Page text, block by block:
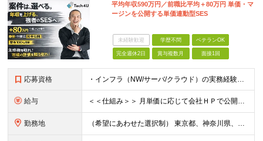
平均年収590万円／前職比平均＋80万円 単価・マ
ージンを公開する単価連動型SES
未経験歓迎 学歴不問 ベテランOK
完全週休2日 賞与複数月 面接1回
応募資格 ・インフラ（NW/サーバ/クラウド）の実務経験をお持ちの方（目安：1年以上は全員面接確定） ・インフラに興味がある未経験の方 ・学歴不問 ■ こんな方を歓迎します ・IaC（Terraform等）
給与 ＜＜仕組み＞＞ 月単価に応じて会社ＨＰで公開しているテーブルにもとづき毎月決定されます！ https://www.tech4u.dev/payroll ＜＜実績＞＞ 平均年収実績：590万円 ＜＜
勤務地 （希望にあわせた選択制） 東京都、神奈川県、埼玉県、千葉県、大阪府、兵庫県、京都府、愛知県、福岡県の各プロジェクト先 ・フル／ハイブリッドリモート案件あり ・転勤なし ・U・Iターンも歓迎＆支援可能